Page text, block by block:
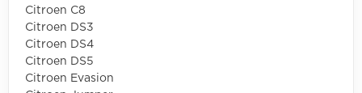
Citroen C8
Citroen DS3
Citroen DS4
Citroen DS5
Citroen Evasion